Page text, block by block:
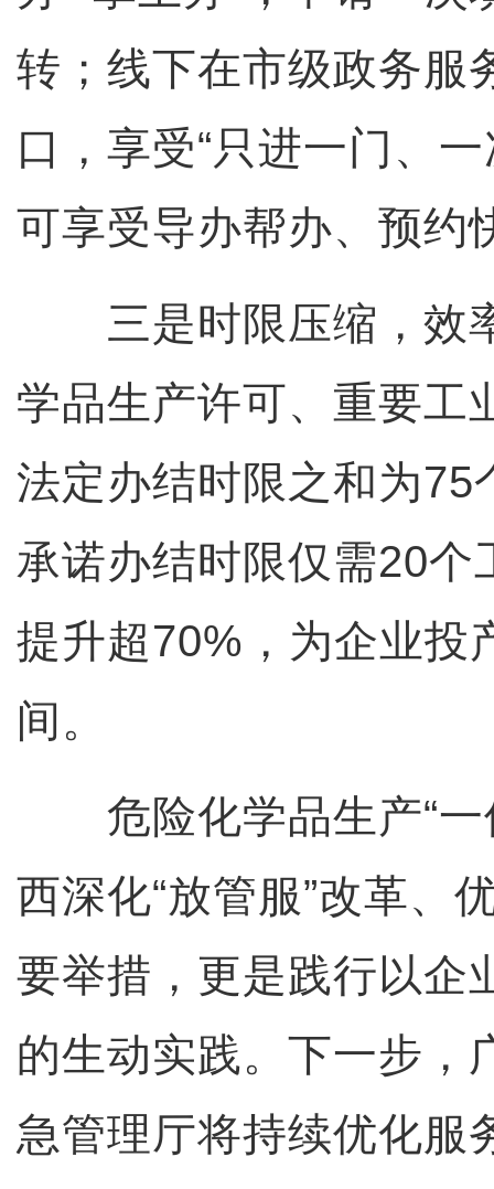
转；线下在市级政务服
口，享受“只进一门、
可享受导办帮办、预约
三是时限压缩，效
学品生产许可、重要工
法定办结时限之和为75
承诺办结时限仅需20个
提升超70%，为企业投
间。
危险化学品生产“一
西深化“放管服”改革、
要举措，更是践行以企
的生动实践。下一步，
急管理厅将持续优化服